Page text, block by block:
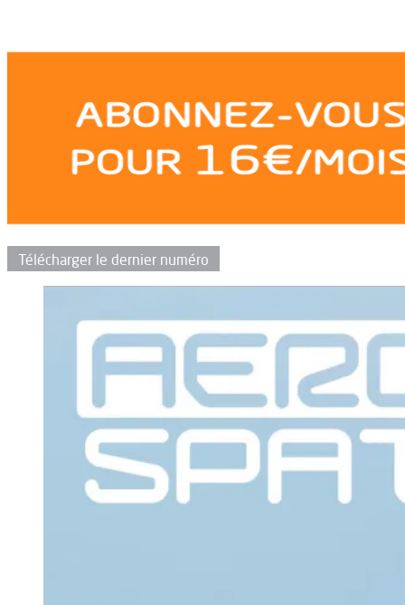
Télécharger le dernier numéro